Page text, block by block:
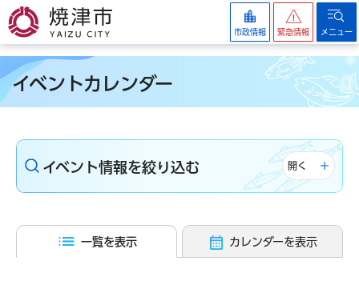
焼津市
市政情報 緊急情報 メニュー
イベントカレンダー
イベント情報を絞り込む 開く
一覧を表示 カレンダーを表示